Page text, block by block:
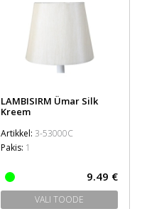
LAMBISIRM Ümar Silk
Kreem
Artikkel: 3-53000C
Pakis: 1
9.49 €
VALI TOODE